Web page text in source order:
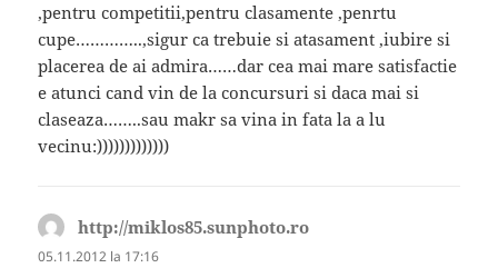
,pentru competitii,pentru clasamente ,penrtu
cupe…………..,sigur ca trebuie si atasament ,iubire si
placerea de ai admira……dar cea mai mare satisfactie
e atunci cand vin de la concursuri si daca mai si
claseaza……..sau makr sa vina in fata la a lu
vecinu:)))))))))))))
http://miklos85.sunphoto.ro
05.11.2012 la 17:16